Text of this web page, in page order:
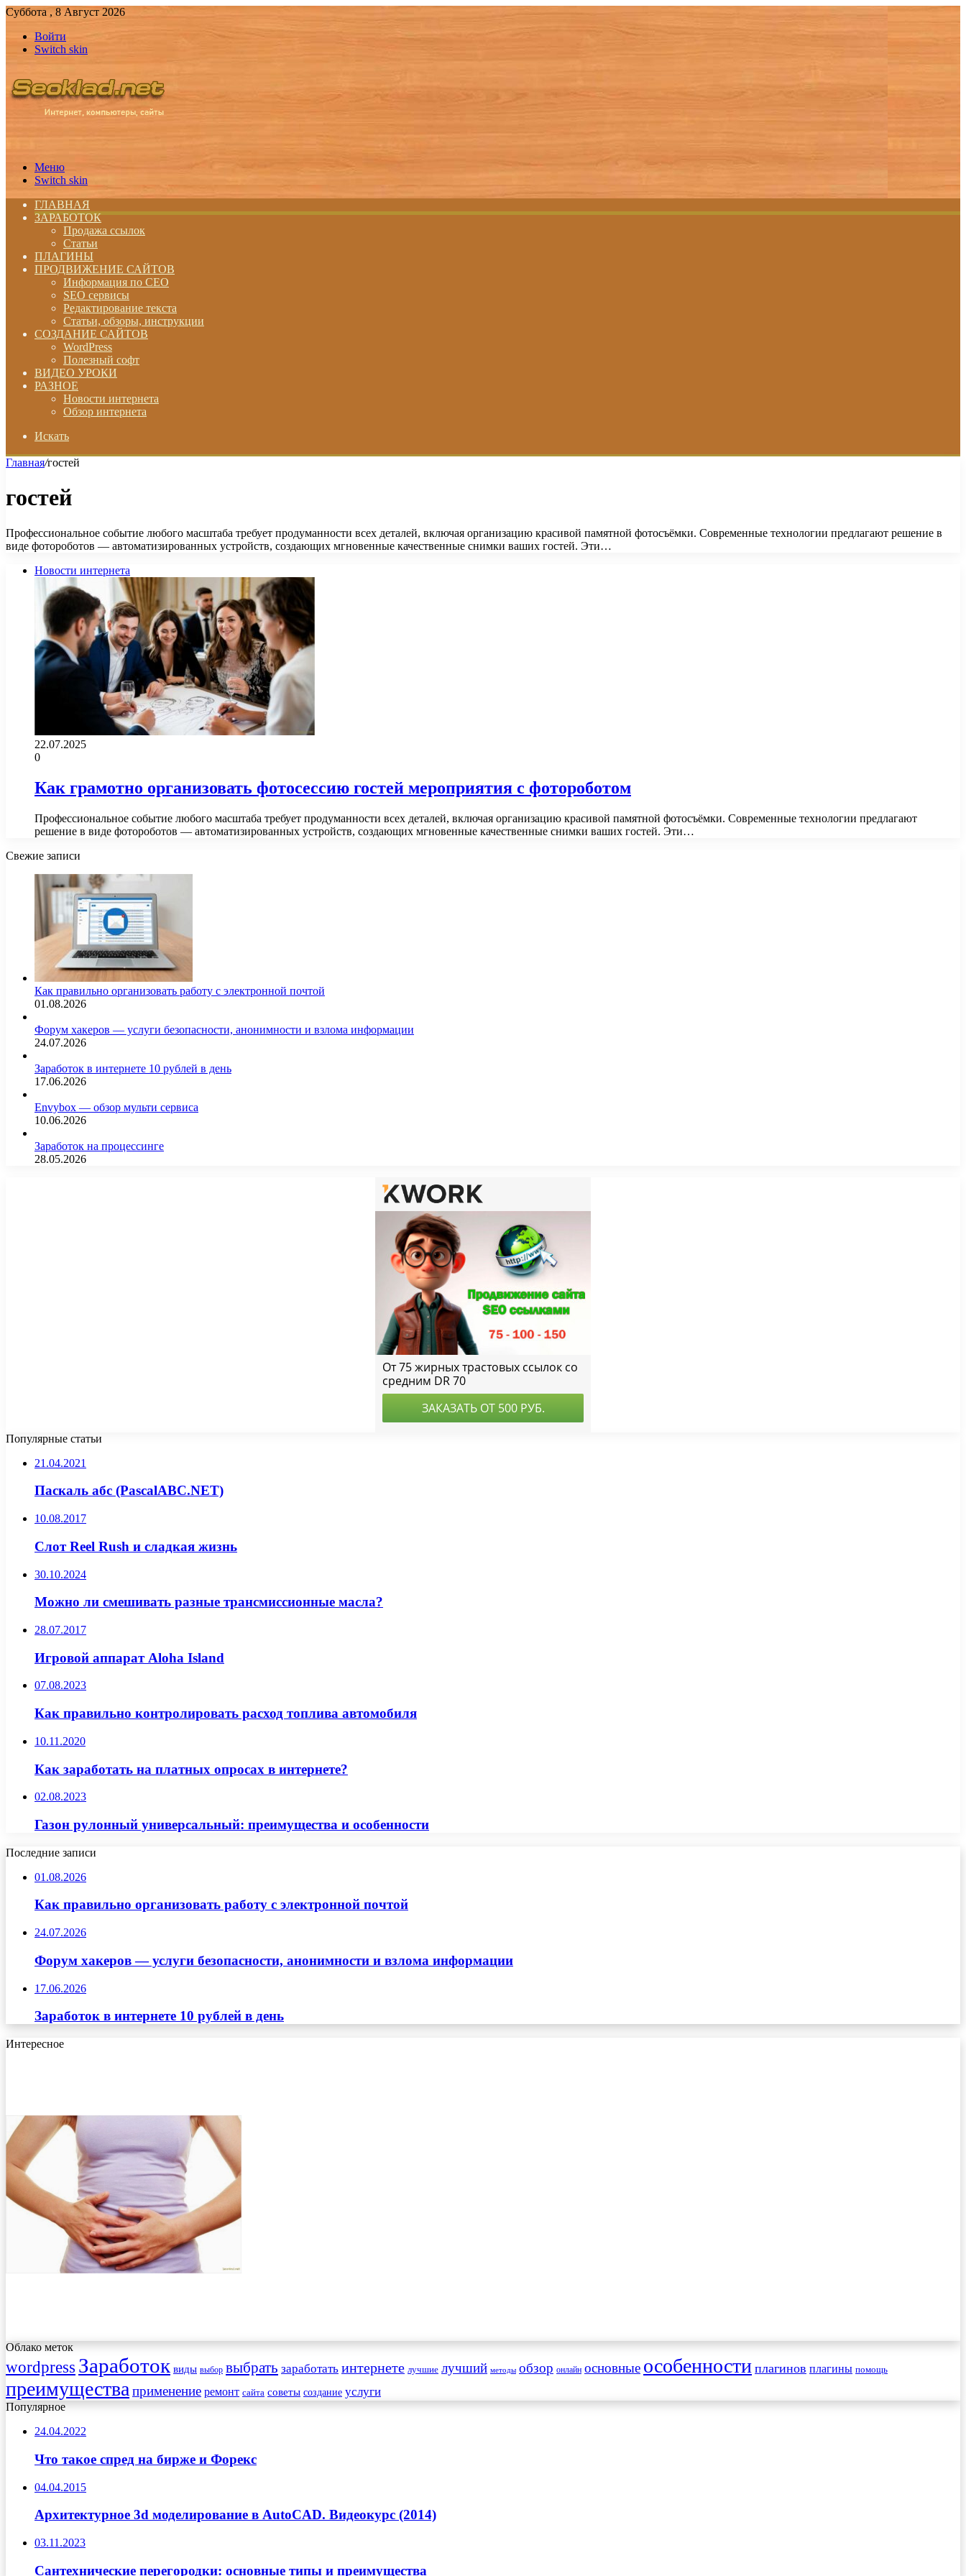
Суббота , 8 Август 2026
Войти
Switch skin
Меню
Switch skin
ГЛАВНАЯ
ЗАРАБОТОК
Продажа ссылок
Статьи
ПЛАГИНЫ
ПРОДВИЖЕНИЕ САЙТОВ
Информация по СЕО
SEO сервисы
Редактирование текста
Статьи, обзоры, инструкции
СОЗДАНИЕ САЙТОВ
WordPress
Полезный софт
ВИДЕО УРОКИ
РАЗНОЕ
Новости интернета
Обзор интернета
Искать
Главная/гостей
гостей
Профессиональное событие любого масштаба требует продуманности всех деталей, включая организацию красивой памятной фотосъёмки. Современные технологии предлагают решение в
виде фотороботов — автоматизированных устройств, создающих мгновенные качественные снимки ваших гостей. Эти…
Новости интернета
22.07.2025
0
Как грамотно организовать фотосессию гостей мероприятия с фотороботом
Профессиональное событие любого масштаба требует продуманности всех деталей, включая организацию красивой памятной фотосъёмки. Современные технологии предлагают
решение в виде фотороботов — автоматизированных устройств, создающих мгновенные качественные снимки ваших гостей. Эти…
Свежие записи
Как правильно организовать работу с электронной почтой
01.08.2026
Форум хакеров — услуги безопасности, анонимности и взлома информации
24.07.2026
Заработок в интернете 10 рублей в день
17.06.2026
Envybox — обзор мульти сервиса
10.06.2026
Заработок на процессинге
28.05.2026
Популярные статьи
21.04.2021
Паскаль абс (PascalABC.NET)
10.08.2017
Слот Reel Rush и сладкая жизнь
30.10.2024
Можно ли смешивать разные трансмиссионные масла?
28.07.2017
Игровой аппарат Aloha Island
07.08.2023
Как правильно контролировать расход топлива автомобиля
10.11.2020
Как заработать на платных опросах в интернете?
02.08.2023
Газон рулонный универсальный: преимущества и особенности
Последние записи
01.08.2026
Как правильно организовать работу с электронной почтой
24.07.2026
Форум хакеров — услуги безопасности, анонимности и взлома информации
17.06.2026
Заработок в интернете 10 рублей в день
Интересное
Облако меток
wordpress Заработок виды выбор выбрать заработать интернете лучшие лучший методы обзор онлайн основные особенности плагинов плагины помощь
преимущества применение ремонт сайта советы создание услуги
Популярное
24.04.2022
Что такое спред на бирже и Форекс
04.04.2015
Архитектурное 3d моделирование в AutoCAD. Видеокурс (2014)
03.11.2023
Сантехнические перегородки: основные типы и преимущества